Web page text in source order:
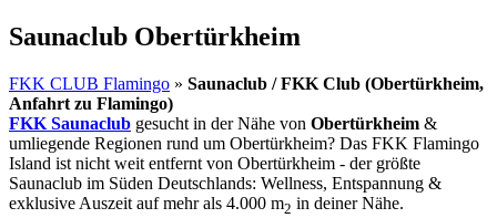
Saunaclub Obertürkheim
FKK CLUB Flamingo » Saunaclub / FKK Club (Obertürkheim,
Anfahrt zu Flamingo)
FKK Saunaclub gesucht in der Nähe von Obertürkheim &
umliegende Regionen rund um Obertürkheim? Das FKK Flamingo
Island ist nicht weit entfernt von Obertürkheim - der größte
Saunaclub im Süden Deutschlands: Wellness, Entspannung &
exklusive Auszeit auf mehr als 4.000 m2 in deiner Nähe.